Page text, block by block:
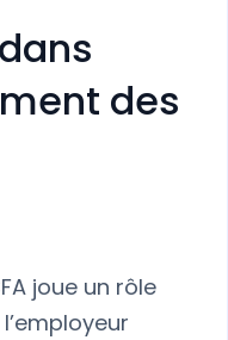
des
joue un rôle